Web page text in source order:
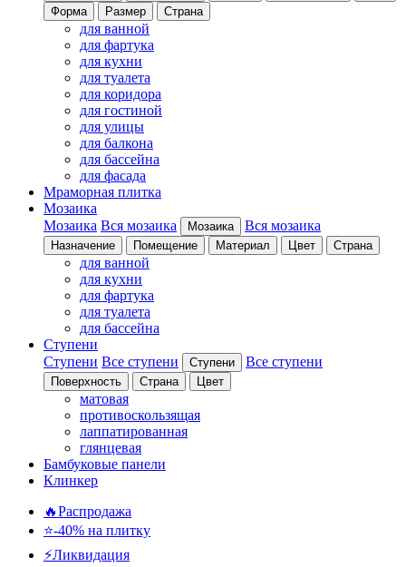
Форма
Размер Страна
для ванной
для фартука
для кухни
для туалета
для коридора
для гостиной
для улицы
для балкона
для бассейна
для фасада
Мраморная плитка
Мозаика
Мозаика Вся мозаика Мозаика Вся мозаика
Назначение Помещение Материал Цвет Страна
для ванной
для кухни
для фартука
для туалета
для бассейна
Ступени
Ступени Все ступени Ступени Все ступени
Поверхность Страна Цвет
матовая
противоскользящая
лаппатированная
глянцевая
Бамбуковые панели
Клинкер
🔥Распродажа
⭐-40% на плитку
⚡️Ликвидация